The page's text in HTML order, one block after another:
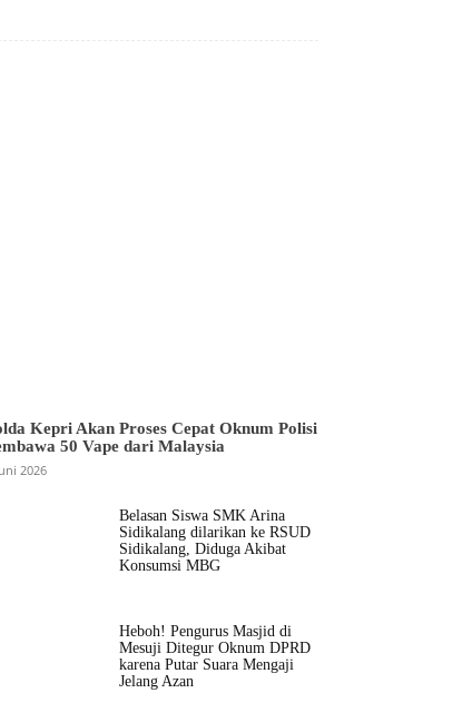
Kepri Akan Proses Cepat Oknum Polisi
50 Vape dari Malaysia
2026
Belasan Siswa SMK Arina
Sidikalang dilarikan ke RSUD
Sidikalang, Diduga Akibat
Konsumsi MBG
Heboh! Pengurus Masjid di
Mesuji Ditegur Oknum DPRD
karena Putar Suara Mengaji
Jelang Azan